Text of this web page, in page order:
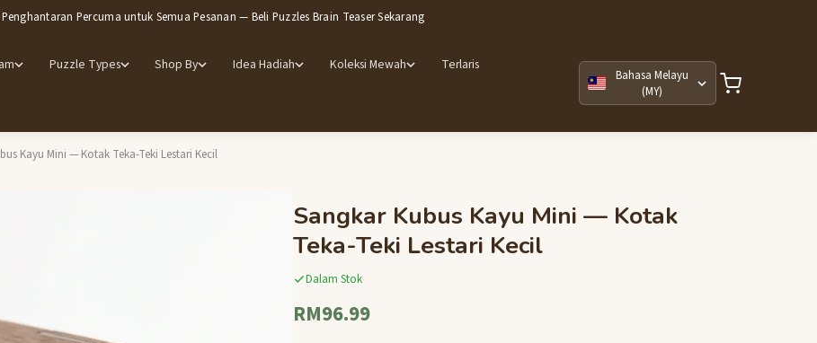
Penghantaran Percuma untuk Semua Pesanan — Beli Puzzles Brain Teaser Sekarang
Puzzle Types Shop By Idea Hadiah Koleksi Mewah Terlaris
Bahasa Melayu
(MY)
Kayu Mini — Kotak Teka-Teki Lestari Kecil
Sangkar Kubus Kayu Mini — Kotak
Teka-Teki Lestari Kecil
Dalam Stok
RM96.99